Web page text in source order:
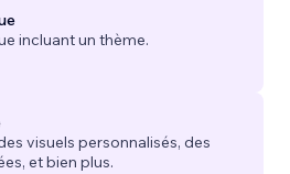
incluant un thème.
visuels personnalisés, des
et bien plus.